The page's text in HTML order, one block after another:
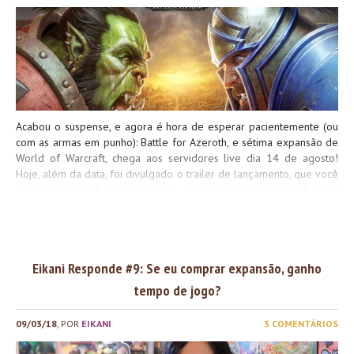
isso, e por isso, modificou o sistema de World PvP. Hoje, nós temos
os servidores PvE – onde você pode ativar o World PvP – e os PvP
– onde o dito PvP está sempre ativado....
Acabou o suspense, e agora é hora de esperar pacientemente (ou
com as armas em punho): Battle for Azeroth, e sétima expansão de
World of Warcraft, chega aos servidores live dia 14 de agosto!
Hoje, além da data, foi divulgado o trailer de lançamento, que você
Blizzard retirou Legion da loja, e agora temos disponível para
compra apenas o Battle Chest (que continua até Warlords of
Draenor e com desconto de 50%) e Battle for Azeroth (que agora
inclui Legion). Acredito que Legion só será parte do Battle Chest em
agosto, mas é menos coisa para comprar! O...
Eikani Responde #9: Se eu comprar expansão, ganho
tempo de jogo?
09/03/18 , POR EIKANI 3 COMENTÁRIOS